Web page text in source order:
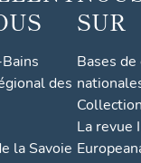
des
la Savoie
SUR
Bases
La revue